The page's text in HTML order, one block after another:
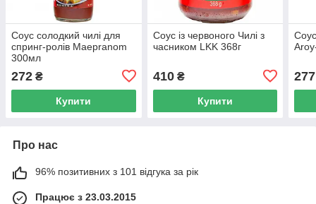
Соус солодкий чилі для
спринг-ролів Maepranom
300мл
272 ₴
Купити
Соус із червоного Чилі з
часником LKK 368г
410₴
Купити
277
Про нас
96% позитивних з 101 відгука за рік
Працює з 23.03.2015